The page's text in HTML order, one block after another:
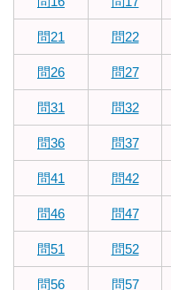
問21 問22
問26 問27
問31 問32
問36 問37
問41 問42
問46 問47
問51 問52
問56 問57